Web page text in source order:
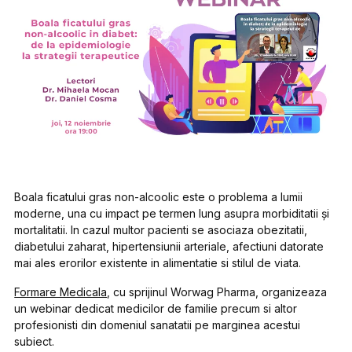
Boala ficatului gras non-alcoolic este o problema a lumii
moderne, una cu impact pe termen lung asupra morbiditatii și
mortalitatii. In cazul multor pacienti se asociaza obezitatii,
diabetului zaharat, hipertensiunii arteriale, afectiuni datorate
mai ales erorilor existente in alimentatie si stilul de viata.
Formare Medicala , cu sprijinul Worwag Pharma, organizeaza
un webinar dedicat medicilor de familie precum si altor
profesionisti din domeniul sanatatii pe marginea acestui
subiect.